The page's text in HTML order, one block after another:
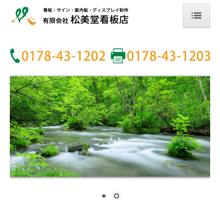
会社案内
事業内容
施工事例
お問合せ
個人情報保護方針